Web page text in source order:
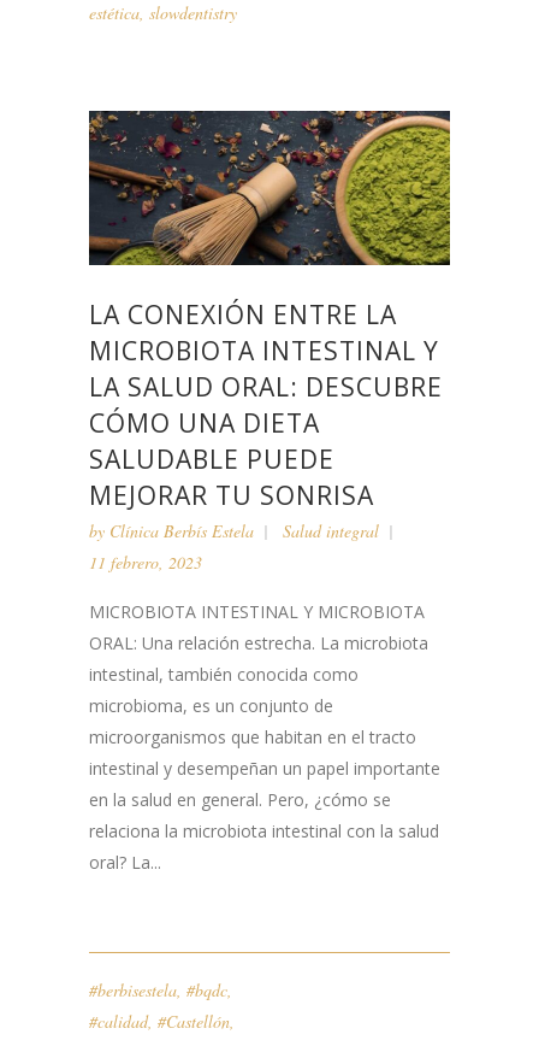
estética, slowdentistry
LA CONEXIÓN ENTRE LA
MICROBIOTA INTESTINAL Y
LA SALUD ORAL: DESCUBRE
CÓMO UNA DIETA
SALUDABLE PUEDE
MEJORAR TU SONRISA
by Clínica Berbís Estela
Salud integral
11 febrero, 2023
MICROBIOTA INTESTINAL Y MICROBIOTA
ORAL: Una relación estrecha. La microbiota
intestinal, también conocida como
microbioma, es un conjunto de
microorganismos que habitan en el tracto
intestinal y desempeñan un papel importante
en la salud en general. Pero, ¿cómo se
relaciona la microbiota intestinal con la salud
oral? La...
#berbisestela, #bqdc,
#calidad, #Castellón,